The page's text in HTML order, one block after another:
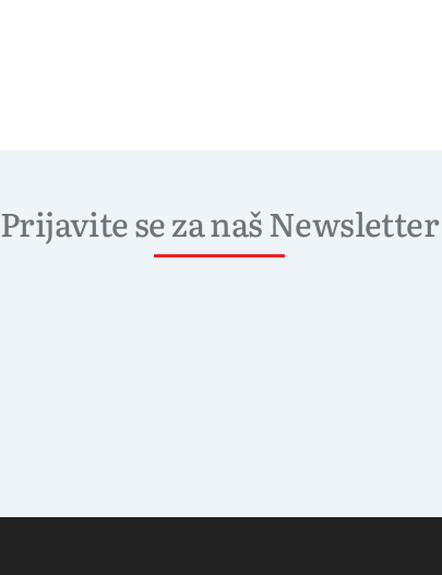
Prijavite se za naš Newsletter